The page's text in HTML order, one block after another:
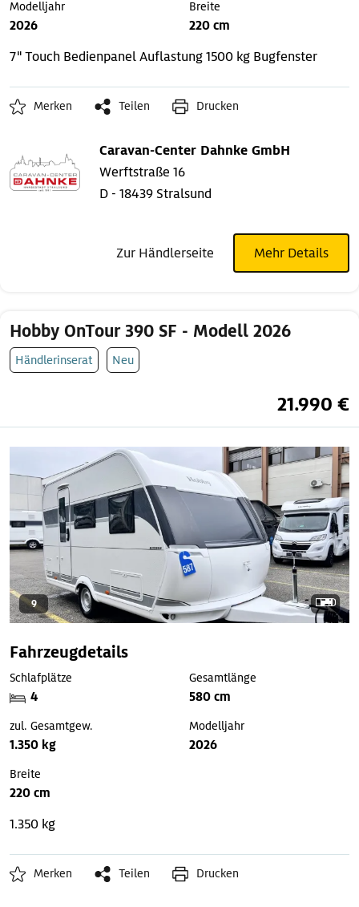
Modelljahr
2026
Breite
220 cm
7" Touch BedienpanelAuflastung 1500 kg Bugfenster
Merken Teilen Drucken
Caravan-Center Dahnke GmbH
Werftstraße 16
D - 18439 Stralsund
Zur Händlerseite Mehr Details
Hobby OnTour 390 SF - Modell 2026
Händlerinserat Neu
21.990 €
9
Fahrzeugdetails
Schlafplätze
4
Gesamtlänge
580 cm
zul. Gesamtgew.
1.350 kg
Modelljahr
2026
Breite
220 cm
1.350 kg
Merken Teilen Drucken